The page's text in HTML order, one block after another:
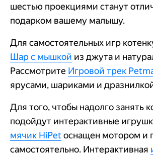
шестью проекциями станут
подарком вашему малышу.
Для самостоятельных игр
Шар с мышкой из джута и
Рассмотрите Игровой трек
ярусами, шариками и
Для того, чтобы надолго занять
подойдут интерактивные
мячик HiPet оснащен мотором и
самостоятельно. Интерактивная